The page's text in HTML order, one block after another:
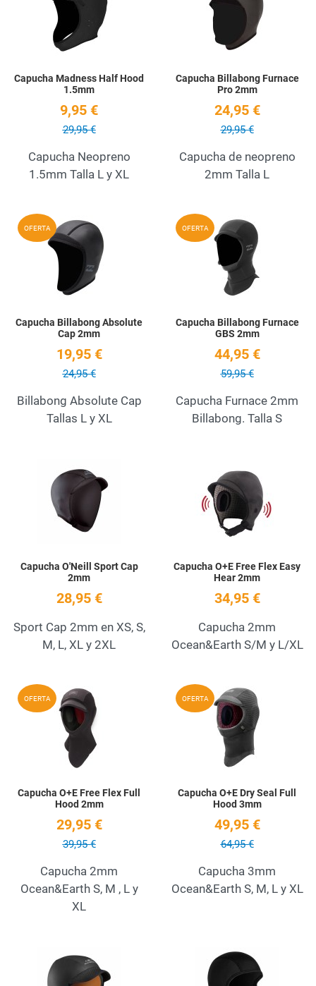
Quick View
Capucha Madness Half Hood
1.5mm
9,95 €
29,95 €
Capucha Neopreno
1.5mm Talla L y XL
Capucha Billabong Furnace
Pro 2mm
24,95 €
29,95 €
Capucha de neopreno
2mm Talla L
OFERTA Add to Wishlist
Capucha Billabong Absolute
Cap 2mm
19,95 €
24,95 €
Billabong Absolute Cap
Tallas L y XL
OFERTA
Capucha Billabong Furnace
GBS 2mm
44,95 €
59,95 €
Capucha Furnace 2mm
Billabong. Talla S
Quick View
Capucha O'Neill Sport Cap
2mm
28,95 €
Sport Cap 2mm en XS, S,
M, L, XL y 2XL
Capucha O+E Free Flex Easy
Hear 2mm
34,95 €
Capucha 2mm
Ocean&Earth S/M y L/XL
OFERTA Add to Wishlist
Capucha O+E Free Flex Full
Hood 2mm
29,95 €
39,95 €
Capucha 2mm
Ocean&Earth S, M , L y
XL
OFERTA
Capucha O+E Dry Seal Full
Hood 3mm
49,95 €
64,95 €
Capucha 3mm
Ocean&Earth S, M, L y XL
Add to Wishlist